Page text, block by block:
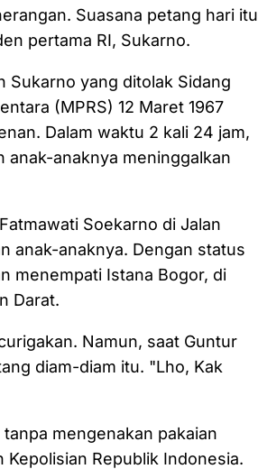
Suasana petang hari itu
pertama RI, Sukarno.
Sukarno yang ditolak Sidang
(MPRS) 12 Maret 1967
Dalam waktu 2 kali 24 jam,
anak-anaknya meninggalkan
Soekarno di Jalan
anak-anaknya. Dengan status
menempati Istana Bogor, di
Darat.
Namun, saat Guntur
diam-diam itu. "Lho, Kak
mengenakan pakaian
Republik Indonesia.